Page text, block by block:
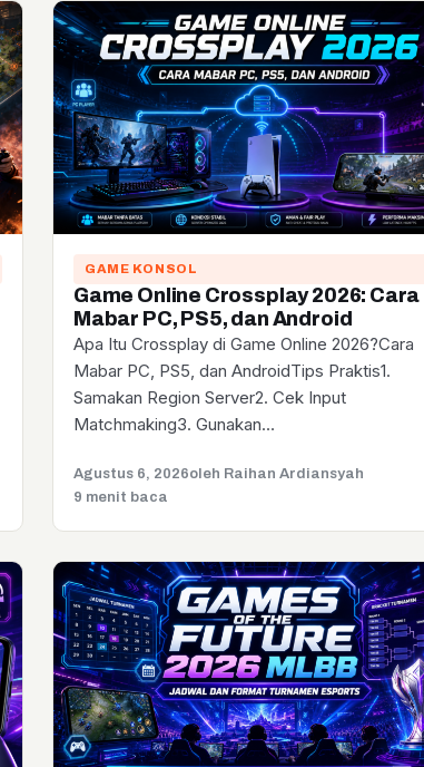
GAME KONSOL
Game Online Crossplay 2026: Cara
Mabar PC, PS5, dan Android
Apa Itu Crossplay di Game Online 2026?Cara
Mabar PC, PS5, dan AndroidTips Praktis1.
Samakan Region Server2. Cek Input
Matchmaking3. Gunakan…
Agustus 6, 2026oleh Raihan Ardiansyah
9 menit baca